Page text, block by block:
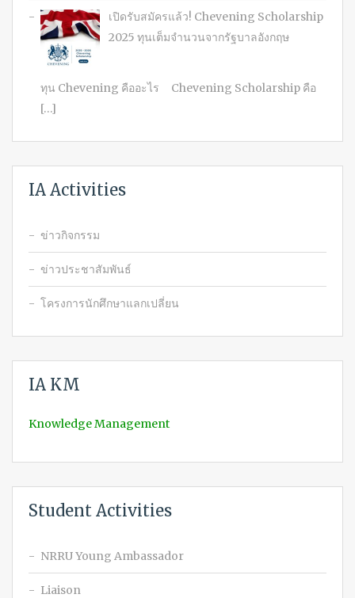
เปิดรับสมัครแล้ว! Chevening Scholarship
2025 ทุนเต็มจำนวนจากรัฐบาลอังกฤษ
ทุน Chevening คืออะไร Chevening Scholarship คือ
[…]
IA Activities
ข่าวกิจกรรม
ข่าวประชาสัมพันธ์
โครงการนักศึกษาแลกเปลี่ยน
IA KM
Knowledge Management
Student Activities
NRRU Young Ambassador
Liaison